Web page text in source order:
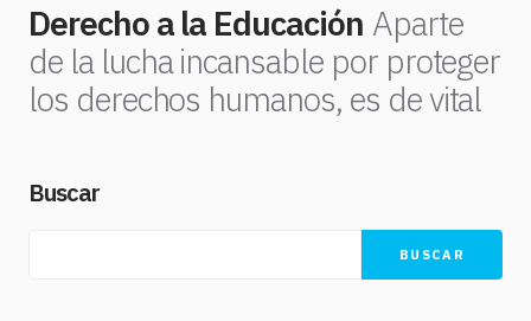
Derecho a la Educación Aparte
de la lucha incansable por proteger
los derechos humanos, es de vital
Buscar
BUSCAR